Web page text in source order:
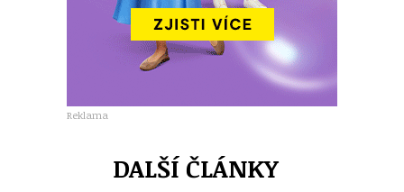
Reklama
DALŠÍ ČLÁNKY